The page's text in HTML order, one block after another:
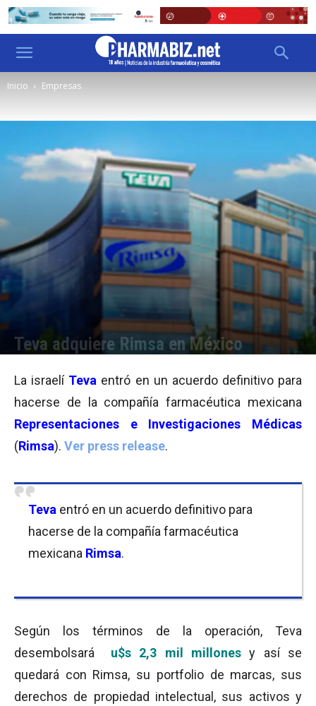
Inicio Empresas
Teva adquiere Rimsa en México
La israelí Teva entró en un acuerdo definitivo para
hacerse de la compañía farmacéutica mexicana
Representaciones e Investigaciones Médicas
(Rimsa). Ver press release.
Teva entró en un acuerdo definitivo para
hacerse de la compañía farmacéutica
mexicana Rimsa.
Según los términos de la operación, Teva
desembolsará u$s 2,3 mil millonesy así se
quedará con Rimsa, su portfolio de marcas, sus
derechos de propiedad intelectual, sus activos y